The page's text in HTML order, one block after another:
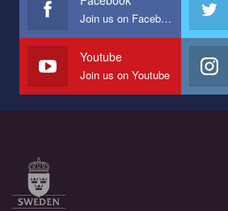
Мы просим вас поддержать нас и
наш план по борьбе с насилием и
СОГИ в Украине.
Все, что вам нужно сделать - это зайти
по этой ссылке и поставить лайк под
Join us on Facebook
Youtube
Join us on Youtube